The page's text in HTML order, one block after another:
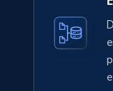
Description, In
count, Main
more.